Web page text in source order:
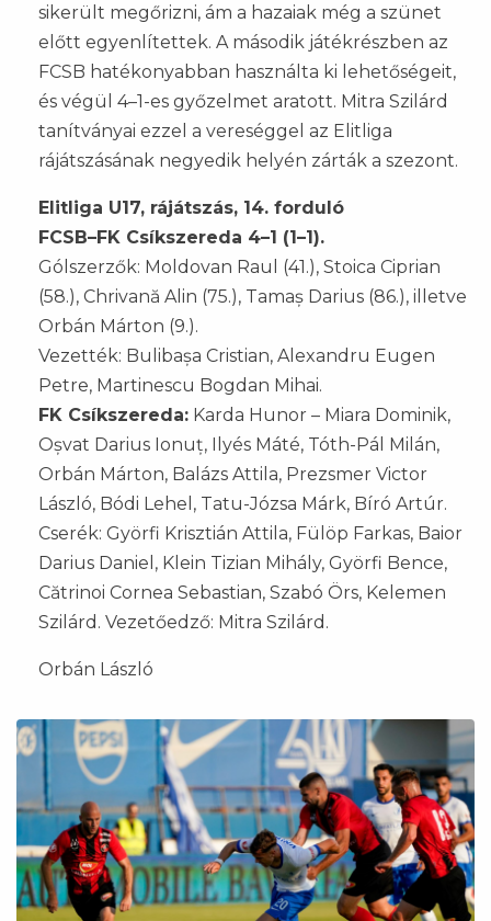
sikerült megőrizni, ám a hazaiak még a szünet
előtt egyenlítettek. A második játékrészben az
FCSB hatékonyabban használta ki lehetőségeit,
és végül 4–1-es győzelmet aratott. Mitra Szilárd
tanítványai ezzel a vereséggel az Elitliga
rájátszásának negyedik helyén zárták a szezont.
Elitliga U17, rájátszás, 14. forduló
FCSB–FK Csíkszereda 4–1 (1–1).
Gólszerzők: Moldovan Raul (41.), Stoica Ciprian
(58.), Chrivană Alin (75.), Tamaș Darius (86.), illetve
Orbán Márton (9.).
Vezették: Bulibașa Cristian, Alexandru Eugen
Petre, Martinescu Bogdan Mihai.
FK Csíkszereda: Karda Hunor – Miara Dominik,
Oșvat Darius Ionuț, Ilyés Máté, Tóth-Pál Milán,
Orbán Márton, Balázs Attila, Prezsmer Victor
László, Bódi Lehel, Tatu-Józsa Márk, Bíró Artúr.
Cserék: Györfi Krisztián Attila, Fülöp Farkas, Baior
Darius Daniel, Klein Tizian Mihály, Györfi Bence,
Cătrinoi Cornea Sebastian, Szabó Örs, Kelemen
Szilárd. Vezetőedző: Mitra Szilárd.
Orbán László